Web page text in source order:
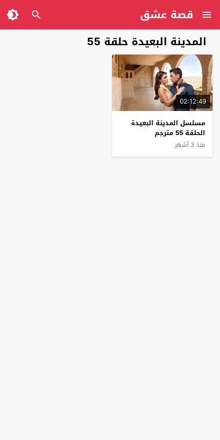
قصة عشق
المدينة البعيدة حلقة 55
02:12:49
مسلسل المدينة البعيدة
الحلقة 55 مترجم
منذ 3 أشهر